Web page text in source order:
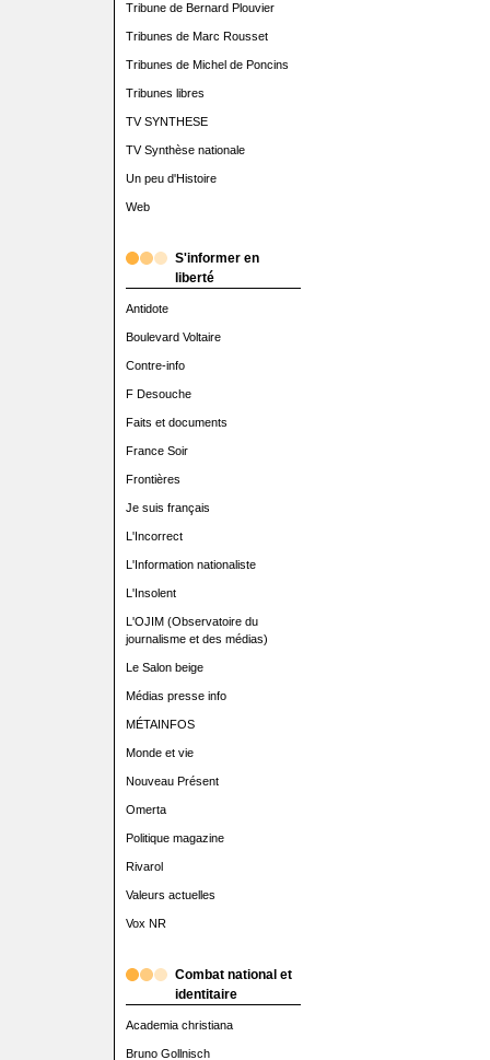
Tribune de Bernard Plouvier
Tribunes de Marc Rousset
Tribunes de Michel de Poncins
Tribunes libres
TV SYNTHESE
TV Synthèse nationale
Un peu d'Histoire
Web
S'informer en
liberté
Antidote
Boulevard Voltaire
Contre-info
F Desouche
Faits et documents
France Soir
Frontières
Je suis français
L'Incorrect
L'Information nationaliste
L'Insolent
L'OJIM (Observatoire du
journalisme et des médias)
Le Salon beige
Médias presse info
MÉTAINFOS
Monde et vie
Nouveau Présent
Omerta
Politique magazine
Rivarol
Valeurs actuelles
Vox NR
Combat national et
identitaire
Academia christiana
Bruno Gollnisch